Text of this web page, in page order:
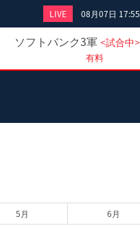
LIVE 08月07日 17:55
ソフトバンク3軍 <試合中>
有料
5月 6月